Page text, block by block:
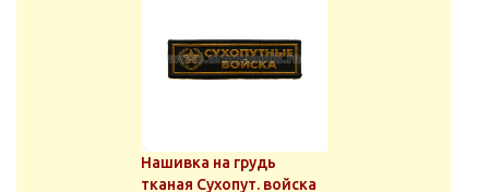
Нашивка на грудь
тканая Сухопут. войска